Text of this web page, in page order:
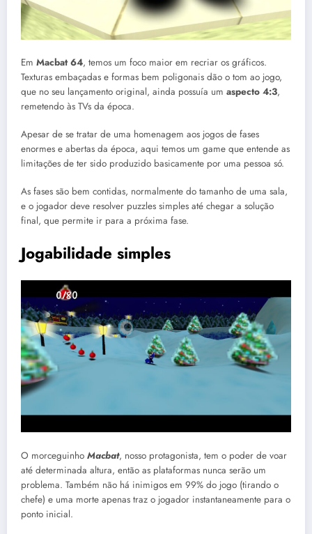
Em Macbat 64, temos um foco maior em recriar os gráficos.
Texturas embaçadas e formas bem poligonais dão o tom ao jogo,
que no seu lançamento original, ainda possuía um aspecto 4:3,
remetendo às TVs da época.
Apesar de se tratar de uma homenagem aos jogos de fases
enormes e abertas da época, aqui temos um game que entende as
limitações de ter sido produzido basicamente por uma pessoa só.
As fases são bem contidas, normalmente do tamanho de uma sala,
e o jogador deve resolver puzzles simples até chegar a solução
final, que permite ir para a próxima fase.
Jogabilidade simples
O morceguinho Macbat, nosso protagonista, tem o poder de voar
até determinada altura, então as plataformas nunca serão um
problema. Também não há inimigos em 99% do jogo (tirando o
chefe) e uma morte apenas traz o jogador instantaneamente para o
ponto inicial.